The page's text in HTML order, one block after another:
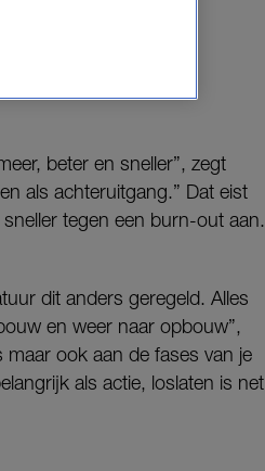
ritme.
bioritme.
beter en sneller”, zegt
als achteruitgang.” Dat eist
tegen een burn-out aan.
dit anders geregeld. Alles
en weer naar opbouw”,
maar ook aan de fases van je
als actie, loslaten is net